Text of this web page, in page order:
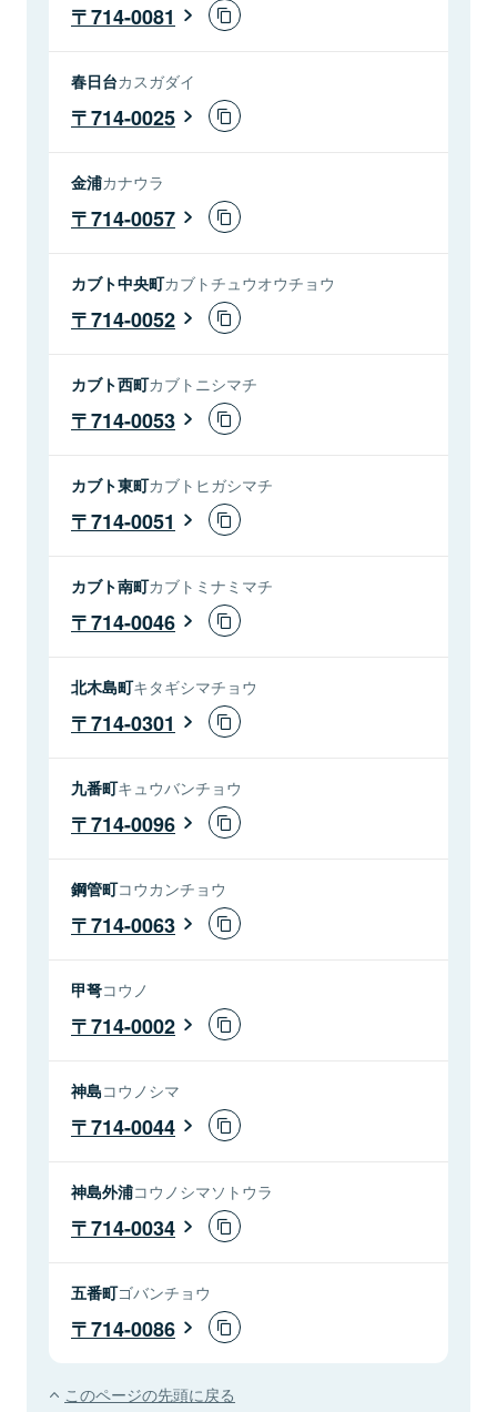
714-0081
春日台カスガダイ
714-0025
金浦カナウラ
714-0057
カブト中央町カブトチュウオウチョウ
714-0052
カブト西町カブトニシマチ
714-0053
カブト東町カブトヒガシマチ
714-0051
カブト南町カブトミナミマチ
714-0046
北木島町キタギシマチョウ
714-0301
九番町キュウバンチョウ
714-0096
鋼管町コウカンチョウ
714-0063
甲弩コウノ
714-0002
神島コウノシマ
714-0044
神島外浦コウノシマソトウラ
714-0034
五番町ゴバンチョウ
714-0086
このページの先頭に戻る